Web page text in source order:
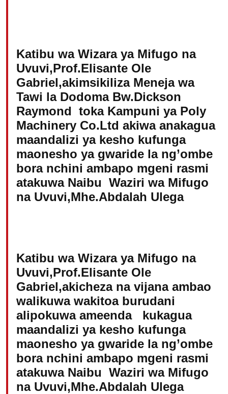
Katibu wa Wizara ya Mifugo na
Uvuvi,Prof.Elisante Ole
Gabriel,akimsikiliza Meneja wa
Tawi la Dodoma Bw.Dickson
Raymond toka Kampuni ya Poly
Machinery Co.Ltd akiwa anakagua
maandalizi ya kesho kufunga
maonesho ya gwaride la ng’ombe
bora nchini ambapo mgeni rasmi
atakuwa Naibu Waziri wa Mifugo
na Uvuvi,Mhe.Abdalah Ulega
Katibu wa Wizara ya Mifugo na
Uvuvi,Prof.Elisante Ole
Gabriel,akicheza na vijana ambao
walikuwa wakitoa burudani
alipokuwa ameenda kukagua
maandalizi ya kesho kufunga
maonesho ya gwaride la ng’ombe
bora nchini ambapo mgeni rasmi
atakuwa Naibu Waziri wa Mifugo
na Uvuvi,Mhe.Abdalah Ulega